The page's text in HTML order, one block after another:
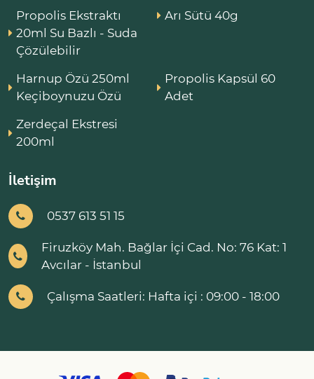
Propolis Ekstraktı
20ml Su Bazlı - Suda
Çözülebilir
Arı Sütü 40g
Harnup Özü 250ml
Keçiboynuzu Özü
Propolis Kapsül 60
Adet
Zerdeçal Ekstresi
200ml
İletişim
0537 613 51 15
Firuzköy Mah. Bağlar İçi Cad. No: 76 Kat: 1
Avcılar - İstanbul
Çalışma Saatleri: Hafta içi : 09:00 - 18:00